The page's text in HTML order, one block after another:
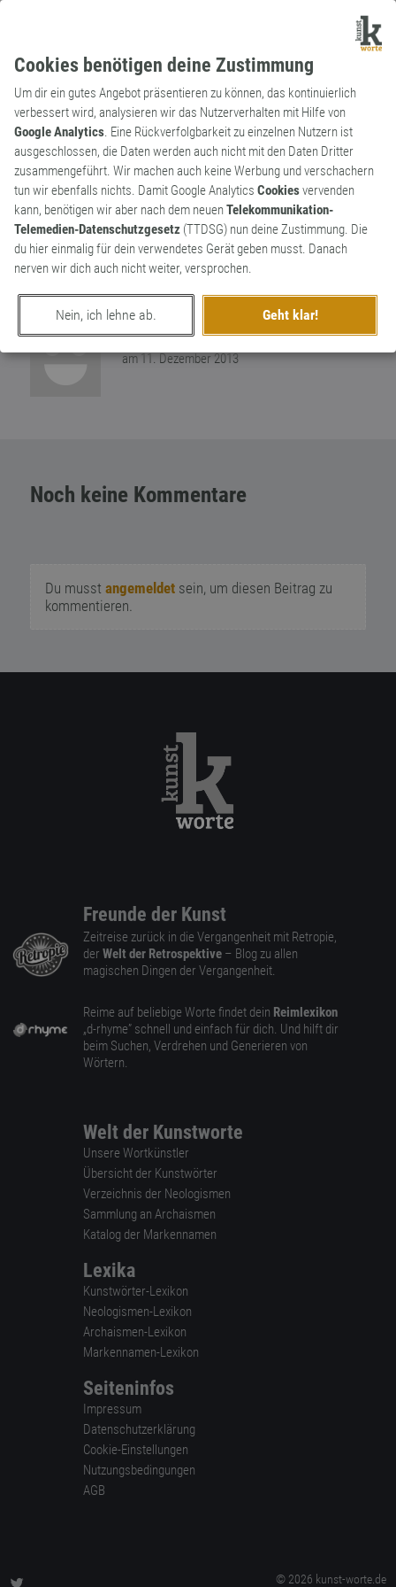
Cookies benötigen deine Zustimmung
Um dir ein gutes Angebot präsentieren zu können, das kontinuierlich
verbessert wird, analysieren wir das Nutzerverhalten mit Hilfe von
Google Analytics. Eine Rückverfolgbarkeit zu einzelnen Nutzern ist
ausgeschlossen, die Daten werden auch nicht mit den Daten Dritter
zusammengeführt. Wir machen auch keine Werbung und verschachern
tun wir ebenfalls nichts. Damit Google Analytics Cookiesvervenden
kann, benötigen wir aber nach dem neuenTelekommunikation-
Telemedien-Datenschutzgesetz (TTDSG) nun deine Zustimmung. Die
du hier einmalig für dein verwendetes Gerät geben musst. Danach
nerven wir dich auch nicht weiter, versprochen.
Nein, ich lehne ab. Geht klar!
Archaismus
Substantiv
Kleppermantel
1920 von Johann Klepper entwickelter
wasserdichter, leichter Überzugmantel.
Vorläufer des Ostfriesennerz, erfreute sich
erschaffen von
am 11. Dezember 2013
Noch keine Kommentare
Du musst angemeldetsein, um diesen Beitrag zu
kommentieren.
Freunde der Kunst
Zeitreise zurück in die Vergangenheit mit Retropie,
der Welt der Retrospektive – Blog zu allen
magischen Dingen der Vergangenheit.
Reime auf beliebige Worte findet dein Reimlexikon
„d-rhyme” schnell und einfach für dich. Und hilft dir
beim Suchen, Verdrehen und Generieren von
Wörtern.
Welt der Kunstworte
Unsere Wortkünstler
Übersicht der Kunstwörter
Verzeichnis der Neologismen
Sammlung an Archaismen
Katalog der Markennamen
Lexika
Kunstwörter-Lexikon
Neologismen-Lexikon
Archaismen-Lexikon
Markennamen-Lexikon
Seiteninfos
Impressum
Datenschutzerklärung
Cookie-Einstellungen
Nutzungsbedingungen
AGB
© 2026 kunst-worte.de